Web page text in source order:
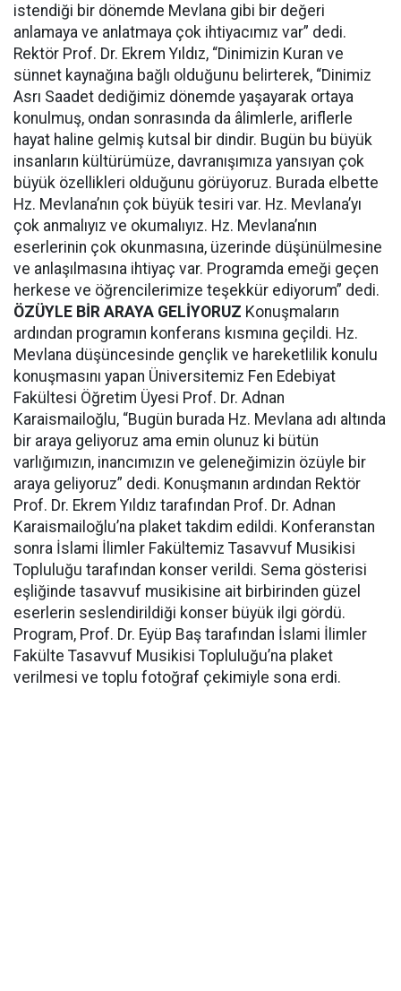
istendiği bir dönemde Mevlana gibi bir değeri
anlamaya ve anlatmaya çok ihtiyacımız var” dedi.
Rektör Prof. Dr. Ekrem Yıldız, “Dinimizin Kuran ve
sünnet kaynağına bağlı olduğunu belirterek, “Dinimiz
Asrı Saadet dediğimiz dönemde yaşayarak ortaya
konulmuş, ondan sonrasında da âlimlerle, ariflerle
hayat haline gelmiş kutsal bir dindir. Bugün bu büyük
insanların kültürümüze, davranışımıza yansıyan çok
büyük özellikleri olduğunu görüyoruz. Burada elbette
Hz. Mevlana’nın çok büyük tesiri var. Hz. Mevlana’yı
çok anmalıyız ve okumalıyız. Hz. Mevlana’nın
eserlerinin çok okunmasına, üzerinde düşünülmesine
ve anlaşılmasına ihtiyaç var. Programda emeği geçen
herkese ve öğrencilerimize teşekkür ediyorum” dedi.
ÖZÜYLE BİR ARAYA GELİYORUZ Konuşmaların
ardından programın konferans kısmına geçildi. Hz.
Mevlana düşüncesinde gençlik ve hareketlilik konulu
konuşmasını yapan Üniversitemiz Fen Edebiyat
Fakültesi Öğretim Üyesi Prof. Dr. Adnan
Karaismailoğlu, “Bugün burada Hz. Mevlana adı altında
bir araya geliyoruz ama emin olunuz ki bütün
varlığımızın, inancımızın ve geleneğimizin özüyle bir
araya geliyoruz” dedi. Konuşmanın ardından Rektör
Prof. Dr. Ekrem Yıldız tarafından Prof. Dr. Adnan
Karaismailoğlu’na plaket takdim edildi. Konferanstan
sonra İslami İlimler Fakültemiz Tasavvuf Musikisi
Topluluğu tarafından konser verildi. Sema gösterisi
eşliğinde tasavvuf musikisine ait birbirinden güzel
eserlerin seslendirildiği konser büyük ilgi gördü.
Program, Prof. Dr. Eyüp Baş tarafından İslami İlimler
Fakülte Tasavvuf Musikisi Topluluğu’na plaket
verilmesi ve toplu fotoğraf çekimiyle sona erdi.